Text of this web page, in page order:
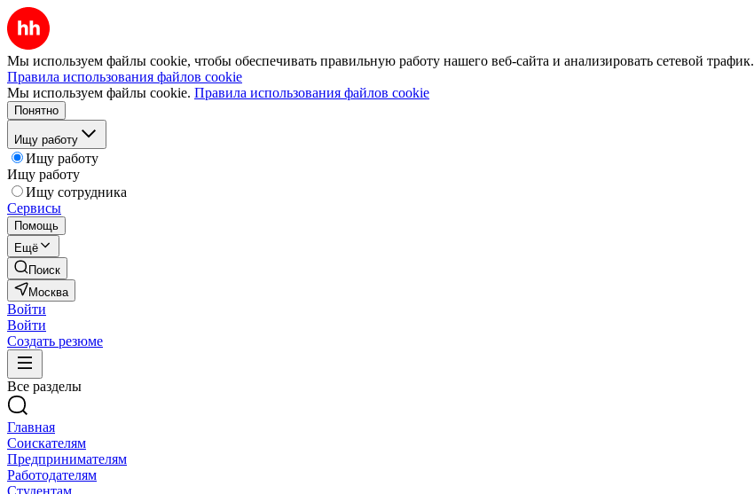
Мы используем файлы cookie, чтобы обеспечивать правильную работу нашего веб-сайта и анализировать сетевой трафик.
Правила использования файлов cookie
Мы используем файлы cookie. Правила использования файлов cookie
Понятно
Ищу работу
Ищу работу
Ищу работу
Ищу сотрудника
Сервисы
Помощь
Ещё
Поиск
Москва
Войти
Войти
Создать резюме
Все разделы
Главная
Соискателям
Предпринимателям
Работодателям
Студентам